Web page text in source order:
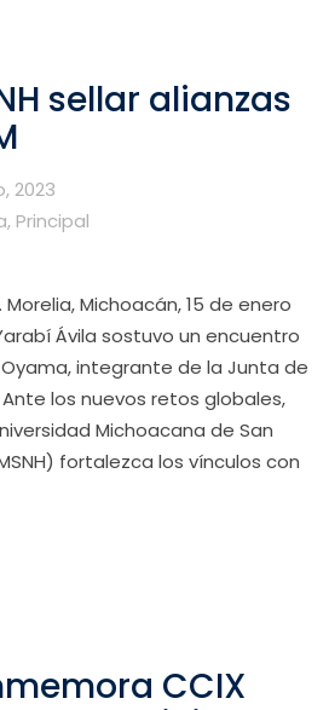
sellar alianzas
2023
, Principal
Michoacán, 15 de enero
Ávila sostuvo un encuentro
integrante de la Junta de
Ante los nuevos retos globales,
Michoacana de San
fortalezca los vínculos con
CCIX